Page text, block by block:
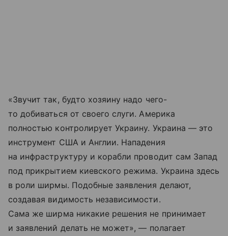
«Звучит так, будто хозяину надо чего-
то добиваться от своего слуги. Америка
полностью контролирует Украину. Украина — это
инструмент США и Англии. Нападения
на инфраструктуру и корабли проводит сам Запад
под прикрытием киевского режима. Украина здесь
в роли ширмы. Подобные заявления делают,
создавая видимость независимости.
Сама же ширма никакие решения не принимает
и заявлений делать не может», — полагает